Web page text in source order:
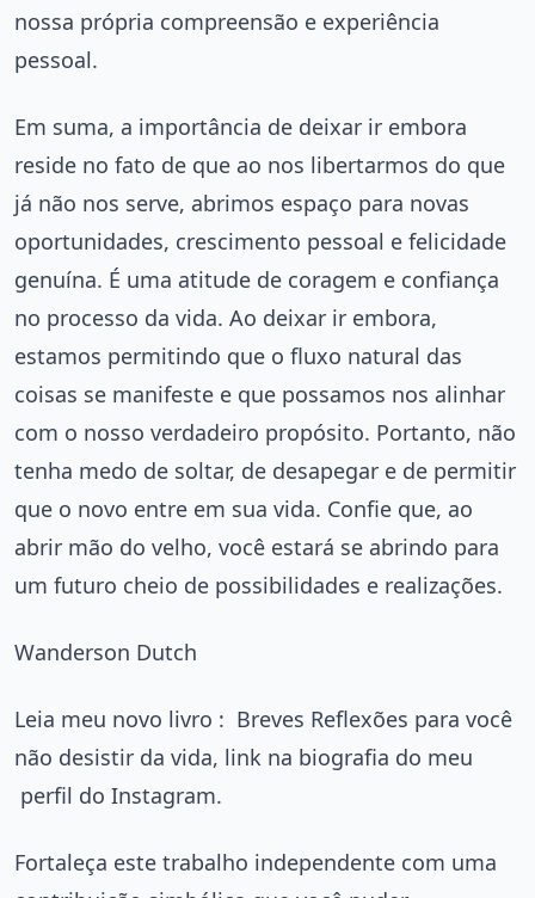
nossa própria compreensão e experiência
pessoal.
Em suma, a importância de deixar ir embora
reside no fato de que ao nos libertarmos do que
já não nos serve, abrimos espaço para novas
oportunidades, crescimento pessoal e felicidade
genuína. É uma atitude de coragem e confiança
no processo da vida. Ao deixar ir embora,
estamos permitindo que o fluxo natural das
coisas se manifeste e que possamos nos alinhar
com o nosso verdadeiro propósito. Portanto, não
tenha medo de soltar, de desapegar e de permitir
que o novo entre em sua vida. Confie que, ao
abrir mão do velho, você estará se abrindo para
um futuro cheio de possibilidades e realizações.
Wanderson Dutch
Leia meu novo livro : Breves Reflexões para você
não desistir da vida, link na biografia do meu
perfil do Instagram.
Fortaleça este trabalho independente com uma